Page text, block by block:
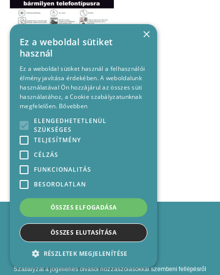
Impresszum
Médiajánlat
Felhasználási feltételek
Kapcsolat
Szabályzat a jogellenes olvasói hozzászólásokkal szembeni fellépésről
×
Ez a weboldal sütiket
használ
Ez a weboldal sütiket használ a felhasználói
élmény javítása érdekében. A weboldalunk
használatával Ön hozzájárul az összes süti
használatához, a Cookie szabályzatunknak
megfelelően. Bővebben
ELENGEDHETETLENÜL
SZÜKSÉGES
TELJESÍTMÉNY
CÉLZÁS
FUNKCIONALITÁS
BESOROLATLAN
ÖSSZES ELFOGADÁSA
ÖSSZES ELUTASÍTÁSA
RÉSZLETEK MEGJELENÍTÉSE